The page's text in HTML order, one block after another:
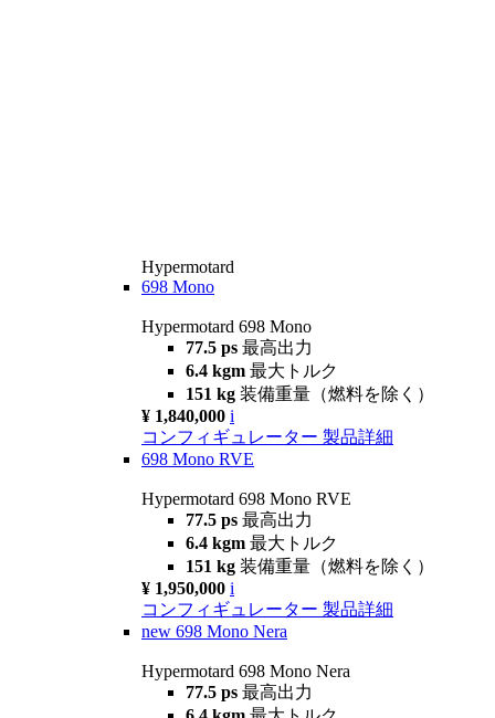
Hypermotard
698 Mono
Hypermotard 698 Mono
77.5 ps 最高出力
6.4 kgm 最大トルク
151 kg 装備重量（燃料を除く）
¥ 1,840,000 i
コンフィギュレーター 製品詳細
698 Mono RVE
Hypermotard 698 Mono RVE
77.5 ps 最高出力
6.4 kgm 最大トルク
151 kg 装備重量（燃料を除く）
¥ 1,950,000 i
コンフィギュレーター 製品詳細
new 698 Mono Nera
Hypermotard 698 Mono Nera
77.5 ps 最高出力